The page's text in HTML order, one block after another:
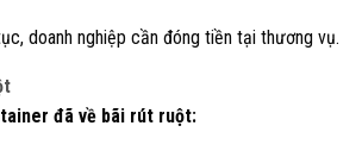
doanh nghiệp cần đóng tiền tại thương vụ.
đã về bãi rút ruột: